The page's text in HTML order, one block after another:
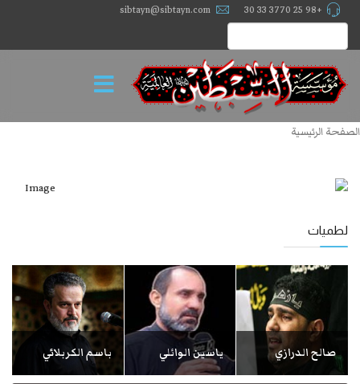
+98 25 3770 33 30
sibtayn@sibtayn.com
الصفحة الرئيسية
لطميات
صالح الدرازي ياسين الوائلي باسم الكربلائي